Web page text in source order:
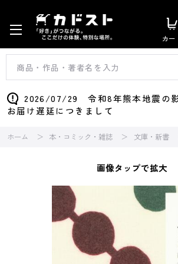
カー
2026/07/29 令和8年熊本地震の
お届け遅延につきまして
ホーム 本・コミック・雑誌 文庫・新書
画像タップで拡大